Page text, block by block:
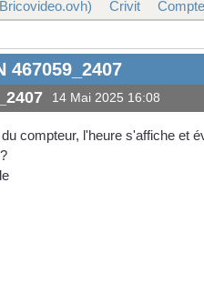
Crivit
14 Mai 2025 16:08
compteur, l'heure s'affiche et